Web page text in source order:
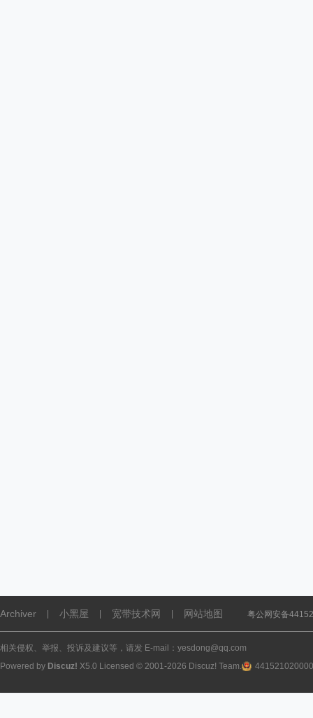
Archiver 小黑屋 宽带技术网 网站地图 粤公网安备
相关侵权、举报、投诉及建议等，请发 E-mail：yesdong@qq.com
Powered by Discuz! X5.0 Licensed © 2001-2026 Discuz! Team.